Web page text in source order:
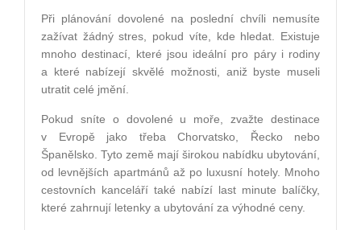
Při plánování dovolené na poslední chvíli nemusíte
zažívat žádný stres, pokud víte, kde hledat. Existuje
mnoho destinací, které jsou ideální pro páry i rodiny
a které nabízejí skvělé možnosti, aniž byste museli
utratit celé jmění.
Pokud sníte o dovolené u moře, zvažte destinace
v Evropě jako třeba Chorvatsko, Řecko nebo
Španělsko. Tyto země mají širokou nabídku ubytování,
od levnějších apartmánů až po luxusní hotely. Mnoho
cestovních kanceláří také nabízí last minute balíčky,
které zahrnují letenky a ubytování za výhodné ceny.